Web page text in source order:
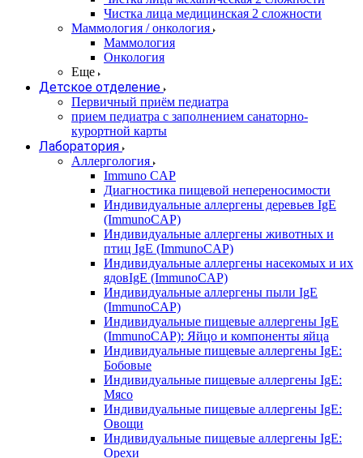
Чистка лица медицинская 2 сложности
Маммология / онкология
Маммология
Онкология
Еще
Детское отделение
Первичный приём педиатра
прием педиатра с заполнением санаторно-
курортной карты
Лаборатория
Аллергология
Immuno CAP
Диагностика пищевой непереносимости
Индивидуальные аллергены деревьев IgE
(ImmunoCAP)
Индивидуальные аллергены животных и
птиц IgE (ImmunoCAP)
Индивидуальные аллергены насекомых и их
ядовIgE (ImmunoCAP)
Индивидуальные аллергены пыли IgE
(ImmunoCAP)
Индивидуальные пищевые аллергены IgE
(ImmunoCAP): Яйцо и компоненты яйца
Индивидуальные пищевые аллергены IgE:
Бобовые
Индивидуальные пищевые аллергены IgE:
Мясо
Индивидуальные пищевые аллергены IgE:
Овощи
Индивидуальные пищевые аллергены IgE:
Орехи